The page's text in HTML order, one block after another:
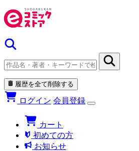
履歴を全て削除する
ログイン 会員登録
カート
初めての方
お知らせ